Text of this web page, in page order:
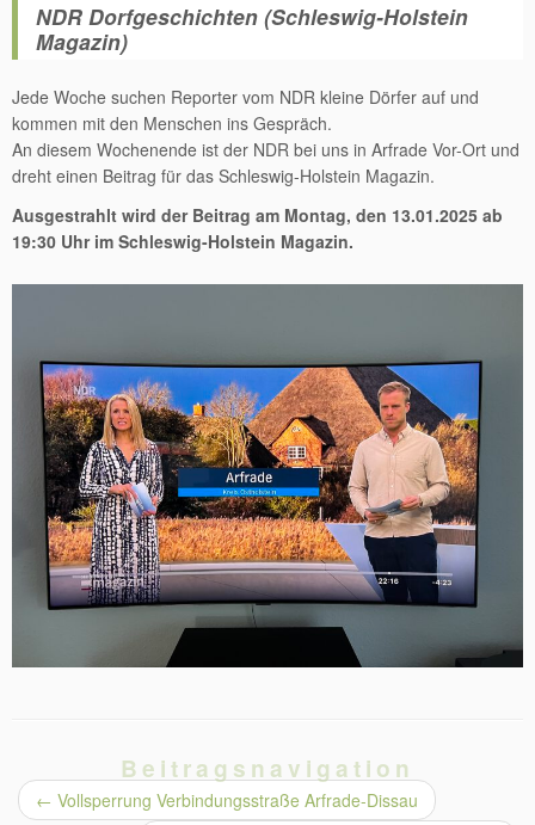
NDR Dorfgeschichten (Schleswig-Holstein
Magazin)
Jede Woche suchen Reporter vom NDR kleine Dörfer auf und
kommen mit den Menschen ins Gespräch.
An diesem Wochenende ist der NDR bei uns in Arfrade Vor-Ort und
dreht einen Beitrag für das Schleswig-Holstein Magazin.
Ausgestrahlt wird der Beitrag am Montag, den 13.01.2025 ab
19:30 Uhr im Schleswig-Holstein Magazin.
Beitragsnavigation
← Vollsperrung Verbindungsstraße Arfrade-Dissau